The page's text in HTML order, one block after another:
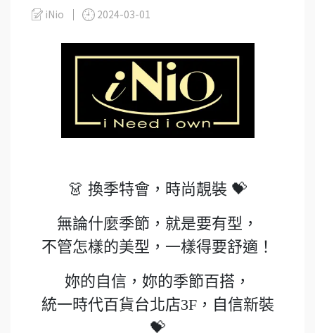
iNio 2024-03-01
👗 換季特會，時尚靚裝 💝
無論什麼季節，就是要有型，
不管怎樣的美型，一樣得要舒適！
妳的自信，妳的季節百搭，
統一時代百貨台北店3F，自信新裝
💝